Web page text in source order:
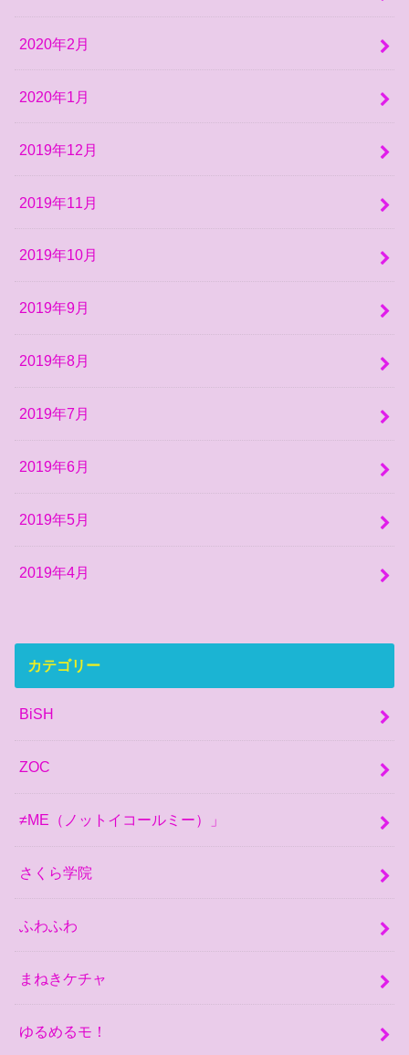
2020年2月
2020年1月
2019年12月
2019年11月
2019年10月
2019年9月
2019年8月
2019年7月
2019年6月
2019年5月
2019年4月
カテゴリー
BiSH
ZOC
≠ME（ノットイコールミー）」
さくら学院
ふわふわ
まねきケチャ
ゆるめるモ！